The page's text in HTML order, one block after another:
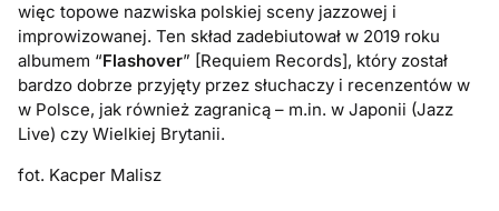
więc topowe nazwiska polskiej sceny jazzowej i
improwizowanej. Ten skład zadebiutował w 2019 roku
albumem “Flashover” [Requiem Records], który został
bardzo dobrze przyjęty przez słuchaczy i recenzentów w
w Polsce, jak również zagranicą – m.in. w Japonii (Jazz
Live) czy Wielkiej Brytanii.
fot. Kacper Malisz